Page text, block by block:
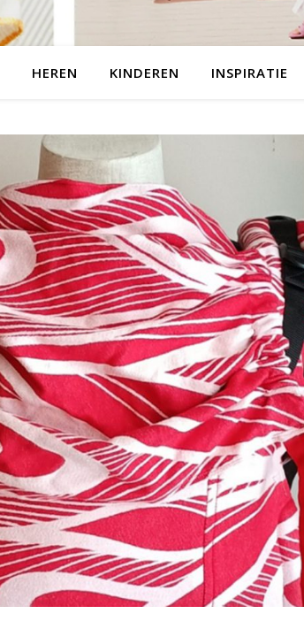
HEREN KINDEREN INSPIRATIE